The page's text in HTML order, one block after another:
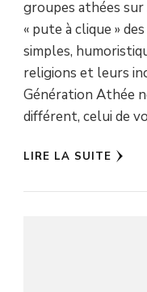
groupes athées sur
« pute à clique »
simples,
religions et leurs
Génération Athée
différent, celui de
LIRE LA SUITE